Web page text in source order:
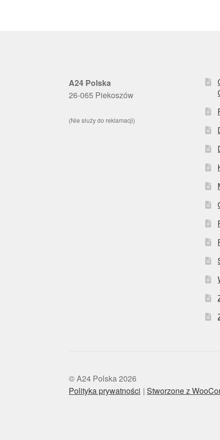
A24 Polska
26-065 Piekoszów
(Nie służy do reklamacji)
© A24 Polska 2026
Polityka prywatności
Stworzone z